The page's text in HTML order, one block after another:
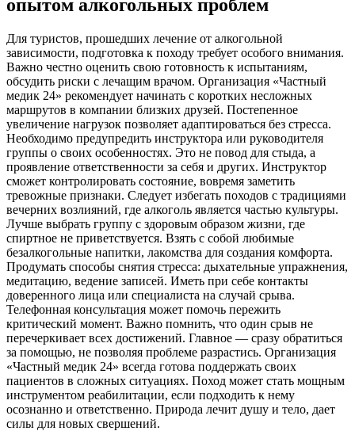
опытом алкогольных проблем
Для туристов, прошедших лечение от алкогольной
зависимости, подготовка к походу требует особого внимания.
Важно честно оценить свою готовность к испытаниям,
обсудить риски с лечащим врачом. Организация «Частный
медик 24» рекомендует начинать с коротких несложных
маршрутов в компании близких друзей. Постепенное
увеличение нагрузок позволяет адаптироваться без стресса.
Необходимо предупредить инструктора или руководителя
группы о своих особенностях. Это не повод для стыда, а
проявление ответственности за себя и других. Инструктор
сможет контролировать состояние, вовремя заметить
тревожные признаки. Следует избегать походов с традициями
вечерних возлияний, где алкоголь является частью культуры.
Лучше выбрать группу с здоровым образом жизни, где
спиртное не приветствуется. Взять с собой любимые
безалкогольные напитки, лакомства для создания комфорта.
Продумать способы снятия стресса: дыхательные упражнения,
медитацию, ведение записей. Иметь при себе контакты
доверенного лица или специалиста на случай срыва.
Телефонная консультация может помочь пережить
критический момент. Важно помнить, что один срыв не
перечеркивает всех достижений. Главное — сразу обратиться
за помощью, не позволяя проблеме разрастись. Организация
«Частный медик 24» всегда готова поддержать своих
пациентов в сложных ситуациях. Поход может стать мощным
инструментом реабилитации, если подходить к нему
осознанно и ответственно. Природа лечит душу и тело, дает
силы для новых свершений.